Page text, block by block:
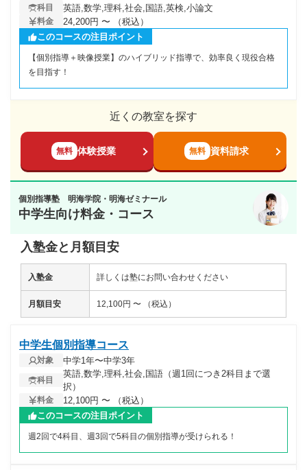
科目 英語,数学,理科,社会,国語,英検,小論文
料金
24,200円 〜 （税込）
このコースの注目ポイント
【個別指導＋映像授業】のハイブリッド指導で、効率良く現役合格
を目指す！
近くの教室を探す
無料 体験授業 無料 資料請求
個別指導塾 明海学院・明海ゼミナール
中学生向け料金・コース
入塾金と月額目安
入塾金 詳しくは塾にお問い合わせください
月額目安 12,100円 〜 （税込）
中学生個別指導コース
対象 中学1年〜中学3年
科目
英語,数学,理科,社会,国語（週1回につき2科目まで選
択）
料金
12,100円 〜 （税込）
このコースの注目ポイント
週2回で4科目、週3回で5科目の個別指導が受けられる！